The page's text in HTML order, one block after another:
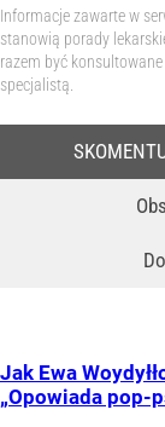
Informacje zawarte w
stanowią porady
razem być
specjalistą.
Jak Ewa
„Opowiada pop-